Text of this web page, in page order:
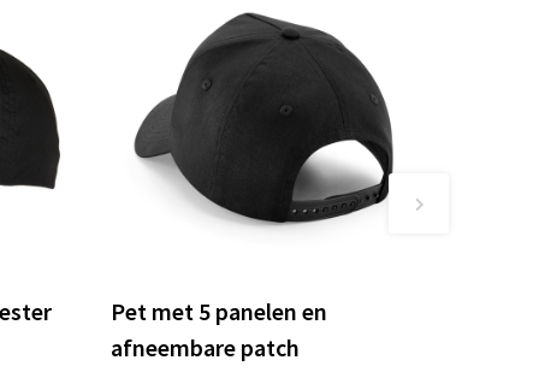
Pet met 5 panelen en
afneembare patch